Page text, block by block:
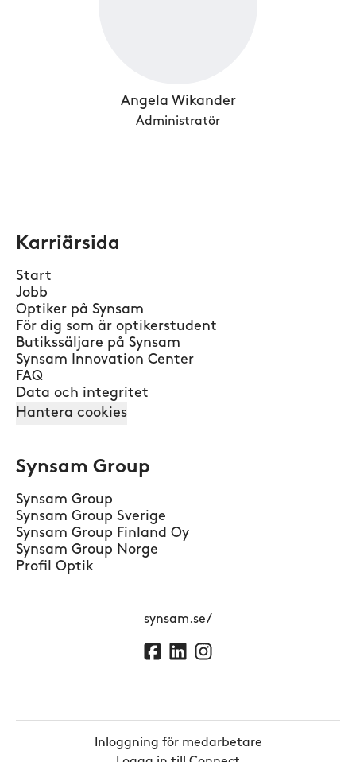
Angela Wikander
Administratör
Karriärsida
Start
Jobb
Optiker på Synsam
För dig som är optikerstudent
Butikssäljare på Synsam
Synsam Innovation Center
FAQ
Data och integritet
Hantera cookies
Synsam Group
Synsam Group
Synsam Group Sverige
Synsam Group Finland Oy
Synsam Group Norge
Profil Optik
synsam.se/
Inloggning för medarbetare